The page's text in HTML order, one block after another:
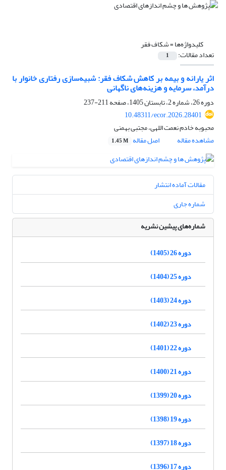
کلیدواژه‌ها =شکاف فقر
تعداد مقالات: 1
اثر یارانه و بیمه بر کاهش شکاف فقر: شبیه‌سازی رفتاری خانوار با
درآمد، سرمایه و هزینه‌های ناگهانی
دوره 26، شماره 2، تابستان 1405، صفحه
211-237
10.48311/ecor.2026.28401
محبوبه خادم نعمت اللهی، مجتبی بهمنی
مشاهده مقاله
اصل مقاله 1.45 M
مقالات آماده انتشار
شماره جاری
شماره‌های پیشین نشریه
دوره 26 (1405)
دوره 25 (1404)
دوره 24 (1403)
دوره 23 (1402)
دوره 22 (1401)
دوره 21 (1400)
دوره 20 (1399)
دوره 19 (1398)
دوره 18 (1397)
دوره 17 (1396)